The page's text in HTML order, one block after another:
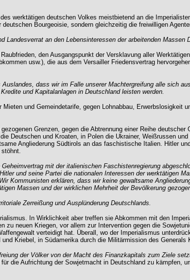
werktätigen deutschen Volkes meistbietend an die
Bourgeoisie, sondern gleichzeitig die freiwilligen
an den Lebensinteressen der arbeitenden Massen
den Ausgangspunkt der Versklavung aller
usw.), die aus dem Versailler Friedensvertrag
dass wir im Falle unserer Machtergreifung alle sich
und Kapitalanlagen in Deutschland leisten werden.
und Gemeindetarife, gegen Lohnabbau, Erwerbslosigkeit
Grenzen, gegen die Abtrennung einer Reihe
Deutschen und Kroaten, in Polen die Ukrainer, Weißrussen
Angliederung Südtirols an das faschistische Italien. Hitler
mit der italienischen Faschistenregierung
und seine Partei die nationalen Interessen der werktätigen
Kommunisten erklären, dass wir keine gewaltsame
Massen und der wirklichen Mehrheit der Bevölkerung
Zerreißung und Ausplünderung Deutschlands.
In Wirklichkeit aber treffen sie Abkommen mit den
neuen Kriegen, vor allem zur Intervention gegen die
verteidigt hat. Überall, wo der Imperialismus
Kriebel, in Südamerika durch die Militärmission des
der Völker von der Macht des Finanzkapitals zum Ziele
die Aufrichtung der Sowjetmacht in Deutschland zu kämpfen,